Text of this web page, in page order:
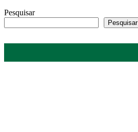
Pesquisar
Pesquisar